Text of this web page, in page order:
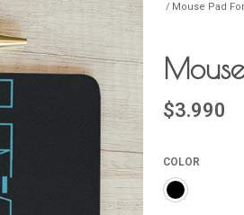
Mouse Pad
$3.990
COLOR